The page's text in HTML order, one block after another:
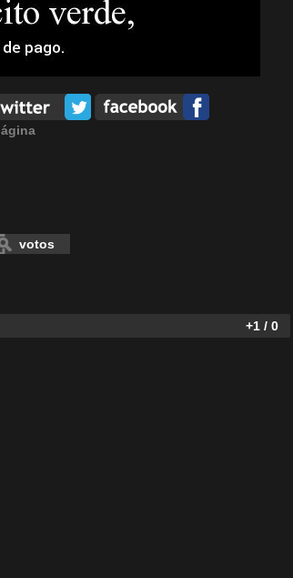
votos
+1 / 0